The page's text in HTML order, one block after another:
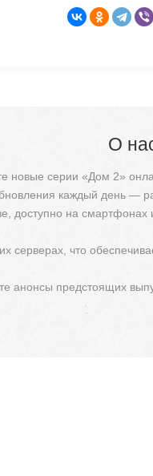
О
новые серии «Дом 2»
каждый день —
доступно на
серверах, что
анонсы предстоящих